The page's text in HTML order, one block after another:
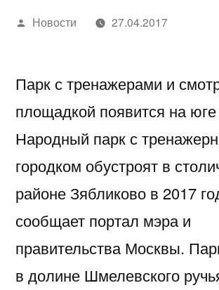
Написано
Новости 27.04.2017
Парк с тренажерами и
площадкой появится на
Народный парк с
городком обустроят в
районе Зябликово в 2017
сообщает портал мэра и
правительства Москвы.
в долине Шмелевского